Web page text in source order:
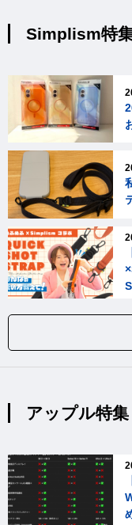
Simplism特
アップル特集